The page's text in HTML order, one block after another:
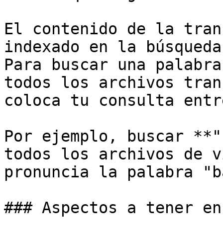
El contenido de la
indexado en la
Para buscar una
todos los archivos
coloca tu consulta
Por ejemplo, buscar
todos los archivos de
pronuncia la palabra
### Aspectos a tener